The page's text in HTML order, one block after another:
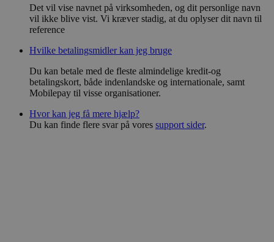
Det vil vise navnet på virksomheden, og dit personlige navn
vil ikke blive vist. Vi kræver stadig, at du oplyser dit navn til
reference
Hvilke betalingsmidler kan jeg bruge
Du kan betale med de fleste almindelige kredit-og
betalingskort, både indenlandske og internationale, samt
Mobilepay til visse organisationer.
Hvor kan jeg få mere hjælp?
Du kan finde flere svar på vores support sider.
Domæne
FPGSID
li_gc
LinkedIn Corporation
(åbner i nyt vindue)
.linkedin.com
CookieScriptConsent
CookieScript (åbner i nyt
vindue)